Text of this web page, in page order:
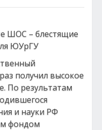
получил высокое
По результатам
и науки РФ
фондом